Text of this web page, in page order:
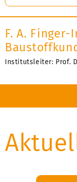
F. A.
Institutsleiter: Prof.